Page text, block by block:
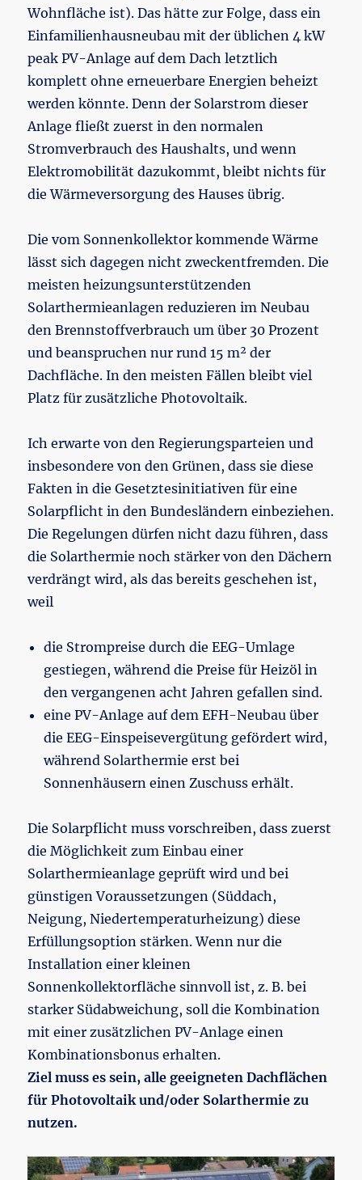
Wohnfläche ist). Das hätte zur Folge, dass ein
Einfamilienhausneubau mit der üblichen 4 kW
peak PV-Anlage auf dem Dach letztlich
komplett ohne erneuerbare Energien beheizt
werden könnte. Denn der Solarstrom dieser
Anlage fließt zuerst in den normalen
Stromverbrauch des Haushalts, und wenn
Elektromobilität dazukommt, bleibt nichts für
die Wärmeversorgung des Hauses übrig.
Die vom Sonnenkollektor kommende Wärme
lässt sich dagegen nicht zweckentfremden. Die
meisten heizungsunterstützenden
Solarthermieanlagen reduzieren im Neubau
den Brennstoffverbrauch um über 30 Prozent
und beanspruchen nur rund 15 m² der
Dachfläche. In den meisten Fällen bleibt viel
Platz für zusätzliche Photovoltaik.
Ich erwarte von den Regierungsparteien und
insbesondere von den Grünen, dass sie diese
Fakten in die Gesetztesinitiativen für eine
Solarpflicht in den Bundesländern einbeziehen.
Die Regelungen dürfen nicht dazu führen, dass
die Solarthermie noch stärker von den Dächern
verdrängt wird, als das bereits geschehen ist,
weil
die Strompreise durch die EEG-Umlage
gestiegen, während die Preise für Heizöl in
den vergangenen acht Jahren gefallen sind.
eine PV-Anlage auf dem EFH-Neubau über
die EEG-Einspeisevergütung gefördert wird,
während Solarthermie erst bei
Sonnenhäusern einen Zuschuss erhält.
Die Solarpflicht muss vorschreiben, dass zuerst
die Möglichkeit zum Einbau einer
Solarthermieanlage geprüft wird und bei
günstigen Voraussetzungen (Süddach,
Neigung, Niedertemperaturheizung) diese
Erfüllungsoption stärken. Wenn nur die
Installation einer kleinen
Sonnenkollektorfläche sinnvoll ist, z. B. bei
starker Südabweichung, soll die Kombination
mit einer zusätzlichen PV-Anlage einen
Kombinationsbonus erhalten.
Ziel muss es sein, alle geeigneten Dachflächen
für Photovoltaik und/oder Solarthermie zu
nutzen.